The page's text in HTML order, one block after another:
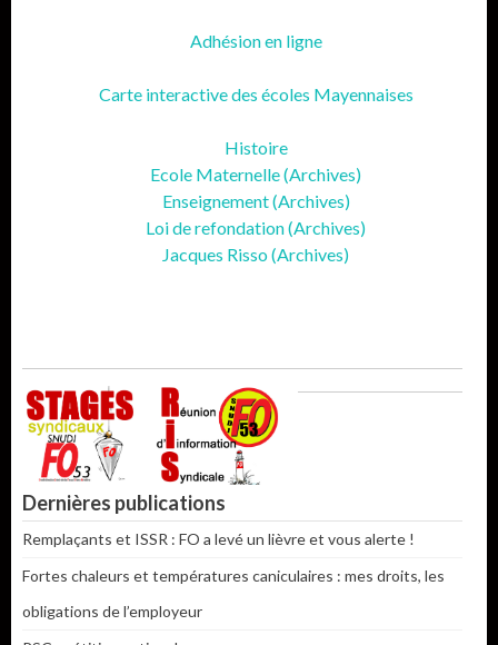
Adhésion en ligne
Carte interactive des écoles Mayennaises
Histoire
Ecole Maternelle (Archives)
Enseignement (Archives)
Loi de refondation (Archives)
Jacques Risso (Archives)
Dernières publications
Remplaçants et ISSR : FO a levé un lièvre et vous alerte !
Fortes chaleurs et températures caniculaires : mes droits, les
obligations de l’employeur